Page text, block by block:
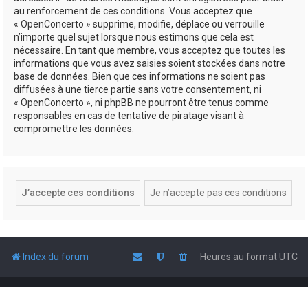
au renforcement de ces conditions. Vous acceptez que
« OpenConcerto » supprime, modifie, déplace ou verrouille
n’importe quel sujet lorsque nous estimons que cela est
nécessaire. En tant que membre, vous acceptez que toutes les
informations que vous avez saisies soient stockées dans notre
base de données. Bien que ces informations ne soient pas
diffusées à une tierce partie sans votre consentement, ni
« OpenConcerto », ni phpBB ne pourront être tenus comme
responsables en cas de tentative de piratage visant à
compromettre les données.
Index du forum Heures au formatUTC